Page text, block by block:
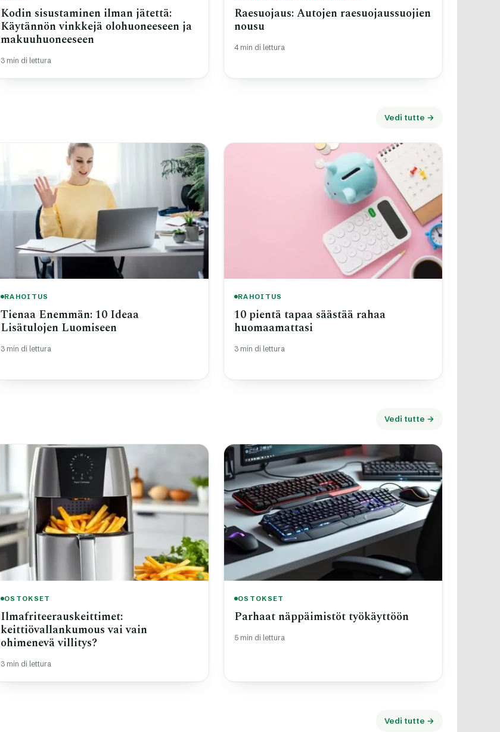
Kodin sisustaminen ilman jätettä:
Käytännön vinkkejä olohuoneeseen ja
makuuhuoneeseen
3 min di lettura
Raesuojaus: Autojen raesuojaussuojien
nousu
4 min di lettura
Vedi tutte →
RAHOITUS
Tienaa Enemmän: 10 Ideaa
Lisätulojen Luomiseen
3 min di lettura
RAHOITUS
10 pientä tapaa säästää rahaa
huomaamattasi
3 min di lettura
Vedi tutte →
OSTOKSET
Ilmafriteerauskeittimet:
keittiövallankumous vai vain
ohimenevä villitys?
3 min di lettura
OSTOKSET
Parhaat näppäimistöt työkäyttöön
5 min di lettura
Vedi tutte →